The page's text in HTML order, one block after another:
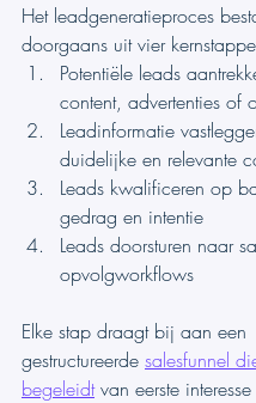
Het leadgeneratieproces
doorgaans uit vier
Potentiële leads
content, advertenties of
Leadinformatie
duidelijke en relevante
Leads kwalificeren op
gedrag en intentie
Leads doorsturen naar
opvolgworkflows
Elke stap draagt bij aan een
gestructureerde salesfunnel
begeleidt van eerste